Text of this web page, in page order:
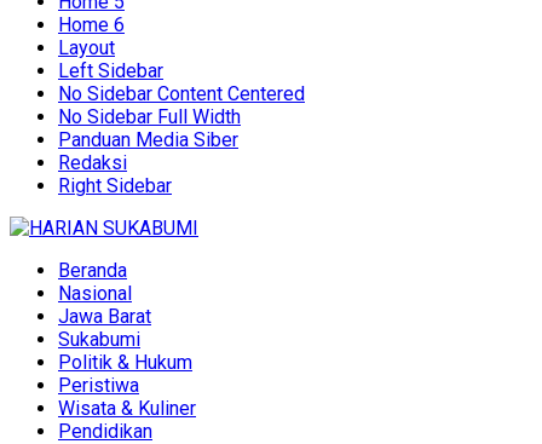
Home 6
Layout
Left Sidebar
No Sidebar Content Centered
No Sidebar Full Width
Panduan Media Siber
Redaksi
Right Sidebar
Beranda
Nasional
Jawa Barat
Sukabumi
Politik & Hukum
Peristiwa
Wisata & Kuliner
Pendidikan